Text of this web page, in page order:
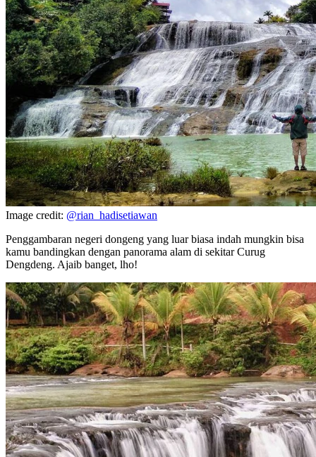
Image credit: @rian_hadisetiawan
Penggambaran negeri dongeng yang luar biasa indah mungkin bisa
kamu bandingkan dengan panorama alam di sekitar Curug
Dengdeng. Ajaib banget, lho!